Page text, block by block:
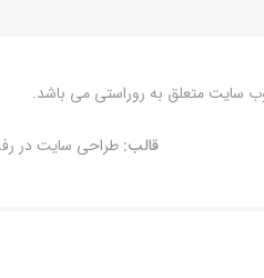
سایت متعلق به روراستی می باشد.
قالب: طراحی سایت در